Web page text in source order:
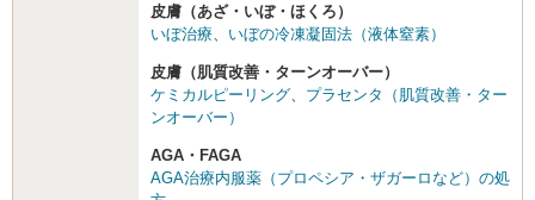
皮膚（あざ・いぼ・ほくろ）
いぼ治療
いぼの冷凍凝固法（液体窒素）
皮膚（肌質改善・ターンオーバー）
ケミカルピーリング
プラセンタ（肌質改善・ター
ンオーバー）
AGA・FAGA
AGA治療内服薬（プロペシア・ザガーロなど）の処